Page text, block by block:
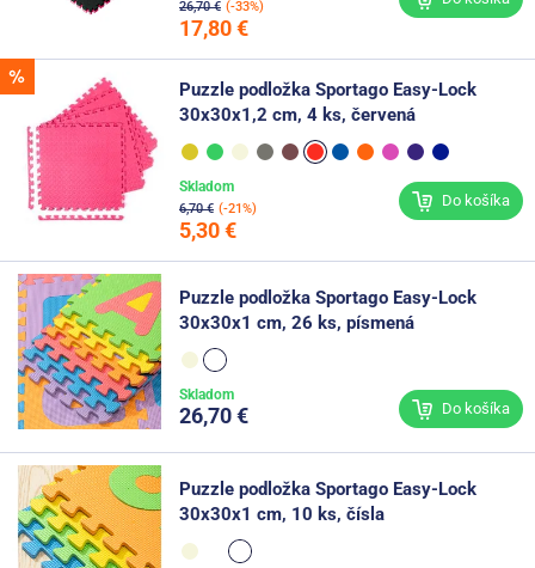
26,70 € (-33%)
17,80 €
Puzzle podložka Sportago Easy-Lock
30x30x1,2 cm, 4 ks, červená
6,70 € (-21%)
5,30 €
Skladom
Do košíka
Puzzle podložka Sportago Easy-Lock
30x30x1 cm, 26 ks, písmená
26,70 €
Skladom
Do košíka
Puzzle podložka Sportago Easy-Lock
30x30x1 cm, 10 ks, čísla